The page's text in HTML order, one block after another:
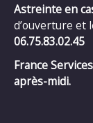
Astreinte en
d’ouverture et
06.75.83.02.45
France
après-midi.